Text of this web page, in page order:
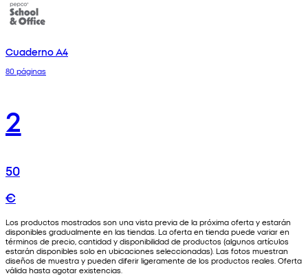
Cuaderno A4
80 páginas
2
50
€
Los productos mostrados son una vista previa de la próxima oferta y estarán
disponibles gradualmente en las tiendas. La oferta en tienda puede variar en
términos de precio, cantidad y disponibilidad de productos (algunos artículos
estarán disponibles solo en ubicaciones seleccionadas). Las fotos muestran
diseños de muestra y pueden diferir ligeramente de los productos reales. Oferta
válida hasta agotar existencias.